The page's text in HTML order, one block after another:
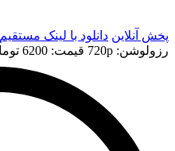
پخش آنلاین دانلود با لينک مستقيم
رزولوشن: 720p
قيمت: 6200 تومان